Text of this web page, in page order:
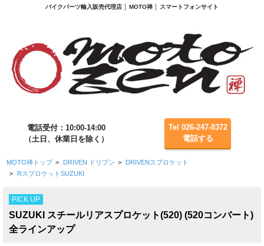
バイクパーツ輸入販売代理店 │ MOTO禅 │ スマートフォンサイト
電話受付：10:00-14:00
（土日、休業日を除く）
Tel 026-247-8372
電話する
MOTO禅トップ > DRIVEN ドリブン > DRIVENスプロケット
> RスプロケットSUZUKI
PICK UP
SUZUKI スチールリアスプロケット(520) (520コンバート)
全ラインアップ